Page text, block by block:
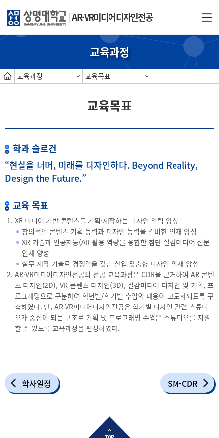
AR·VR미디어디자인전공
교육과정
교육과정 교육목표
교육목표
학과 슬로건
“현실을 너머, 미래를 디자인하다. Beyond Reality,
Design the Future.”
교육 목표
XR 미디어 기반 콘텐츠를 기획·제작하는 디자인 인력 양성
창의적인 콘텐츠 기획 능력과 디자인 능력을 겸비한 인재 양성
XR 기술과 인공지능(AI) 활용 역량을 융합한 첨단 실감미디어 전문
인재 양성
실무 제작 기술로 경쟁력을 갖춘 산업 맞춤형 디자인 인재 양성
AR·VR미디어디자인전공의 전공 교육과정은 CDR을 근거하여 AR 콘텐
츠 디자인(2D), VR 콘텐츠 디자인(3D), 실감미디어 디자인 및 기획, 프
로그래밍으로 구분하여 학년별/학기별 수업의 내용이 고도화되도록 구
축하였다. 단, AR·VR미디어디자인전공은 학기별 디자인 관련 스튜디
오가 중심이 되는 구조로 기획 및 프로그래밍 수업은 스튜디오를 지원
할 수 있도록 교육과정을 편성하였다.
학사일정 SM-CDR